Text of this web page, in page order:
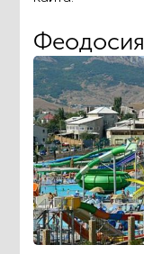
Феодосия